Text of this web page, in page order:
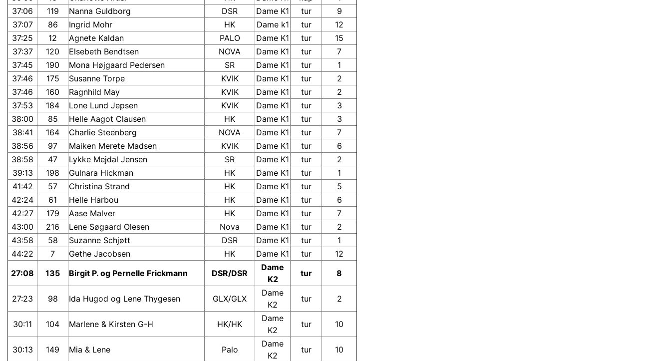
37:06
119 Nanna Guldborg DSR Dame K1 tur
9
37:07
86 Ingrid Mohr HK Dame k1 tur
12
37:25
12 Agnete Kaldan PALO Dame K1 tur
15
37:37
120 Elsebeth Bendtsen NOVA Dame K1 tur
7
37:45
190 Mona Højgaard Pedersen SR Dame K1 tur
1
37:46
175 Susanne Torpe KVIK Dame K1 tur
2
37:46
160 Ragnhild May KVIK Dame K1 tur
2
37:53
184 Lone Lund Jepsen KVIK Dame K1 tur
3
38:00
85 Helle Aagot Clausen HK Dame K1 tur
3
38:41
164 Charlie Steenberg NOVA Dame K1 tur
7
38:56
97 Maiken Merete Madsen KVIK Dame K1 tur
6
38:58
47 Lykke Mejdal Jensen SR Dame K1 tur
2
39:13
198 Gulnara Hickman HK Dame K1 tur
1
41:42
57 Christina Strand HK Dame K1 tur
5
42:24
61 Helle Harbou HK Dame K1 tur
6
42:27
179 Aase Malver HK Dame K1 tur
7
43:00
216 Lene Søgaard Olesen Nova Dame K1 tur
2
43:58
58 Suzanne Schjøtt DSR Dame K1 tur
1
44:22
7 Gethe Jacobsen HK Dame K1 tur
12
27:08
135 Birgit P. og Pernelle Frickmann DSR/DSR
Dame
K2
tur 8
27:23 98 Ida Hugod og Lene Thygesen GLX/GLX
Dame
K2
tur 2
30:11 104 Marlene & Kirsten G-H HK/HK
Dame
K2
tur 10
30:13 149 Mia & Lene Palo
Dame
K2
tur 10